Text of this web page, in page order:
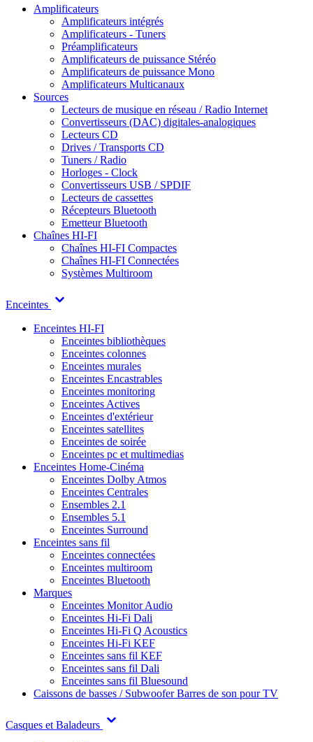
Amplificateurs
Amplificateurs intégrés
Amplificateurs - Tuners
Préamplificateurs
Amplificateurs de puissance Stéréo
Amplificateurs de puissance Mono
Amplificateurs Multicanaux
Sources
Lecteurs de musique en réseau / Radio Internet
Convertisseurs (DAC) digitales-analogiques
Lecteurs CD
Drives / Transports CD
Tuners / Radio
Horloges - Clock
Convertisseurs USB / SPDIF
Lecteurs de cassettes
Récepteurs Bluetooth
Emetteur Bluetooth
Chaînes HI-FI
Chaînes HI-FI Compactes
Chaînes HI-FI Connectées
Systèmes Multiroom
Enceintes
Enceintes HI-FI
Enceintes bibliothèques
Enceintes colonnes
Enceintes murales
Enceintes Encastrables
Enceintes monitoring
Enceintes Actives
Enceintes d'extérieur
Enceintes satellites
Enceintes de soirée
Enceintes pc et multimedias
Enceintes Home-Cinéma
Enceintes Dolby Atmos
Enceintes Centrales
Ensembles 2.1
Ensembles 5.1
Enceintes Surround
Enceintes sans fil
Enceintes connectées
Enceintes multiroom
Enceintes Bluetooth
Marques
Enceintes Monitor Audio
Enceintes Hi-Fi Dali
Enceintes Hi-Fi Q Acoustics
Enceintes Hi-Fi KEF
Enceintes sans fil KEF
Enceintes sans fil Dali
Enceintes sans fil Bluesound
Caissons de basses / SubwooferBarres de son pour TV
Casques et Baladeurs